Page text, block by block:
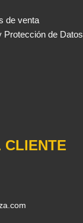
de venta
Protección de Datos
CLIENTE